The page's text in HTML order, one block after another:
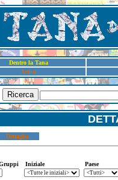
Dentro la Tana
Artisti
Ricerca
Dettaglio
Iniziale Paese